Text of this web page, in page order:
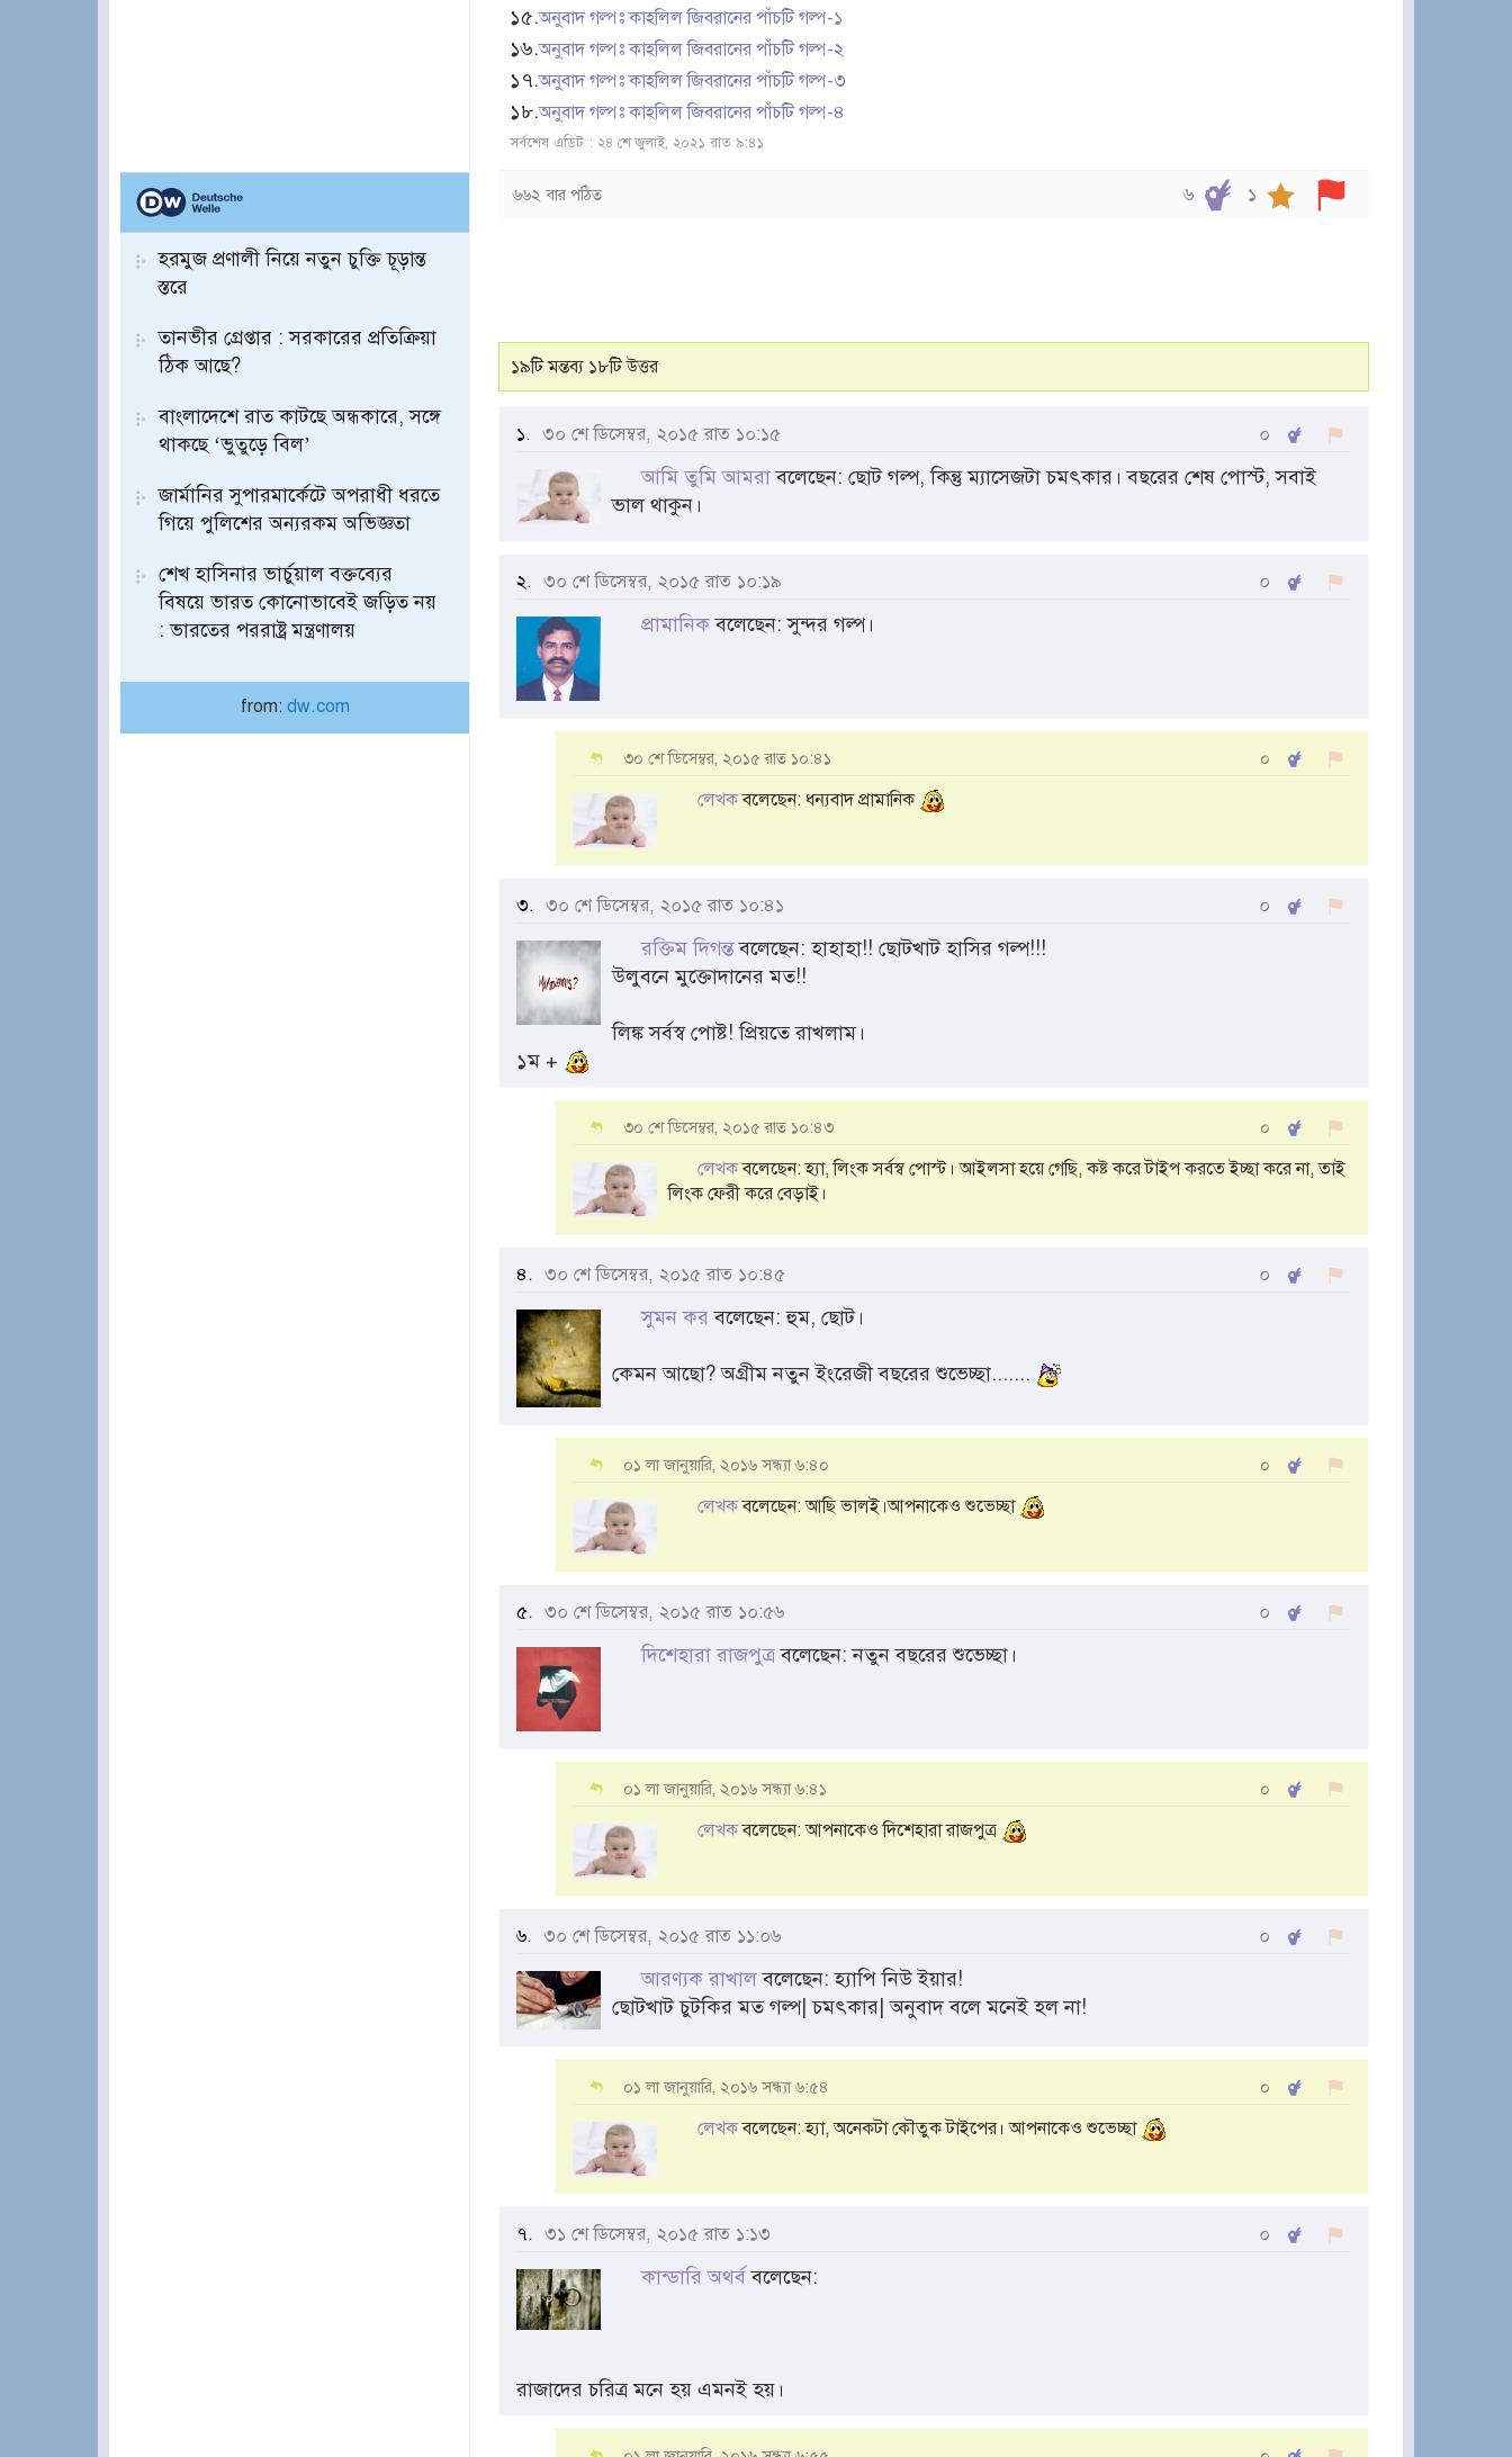
হরমুজ প্রণালী নিয়ে নতুন চুক্তি চূড়ান্ত
স্তরে
তানভীর গ্রেপ্তার : সরকারের প্রতিক্রিয়া
ঠিক আছে?
বাংলাদেশে রাত কাটছে অন্ধকারে, সঙ্গে
থাকছে ‘ভুতুড়ে বিল’
জার্মানির সুপারমার্কেটে অপরাধী ধরতে
গিয়ে পুলিশের অন্যরকম অভিজ্ঞতা
শেখ হাসিনার ভার্চুয়াল বক্তব্যের
বিষয়ে ভারত কোনোভাবেই জড়িত নয়
: ভারতের পররাষ্ট্র মন্ত্রণালয়
from: dw.com
১৫.অনুবাদ গল্পঃ কাহলিল জিবরানের পাঁচটি গল্প-১
১৬.অনুবাদ গল্পঃ কাহলিল জিবরানের পাঁচটি গল্প-২
১৭.অনুবাদ গল্পঃ কাহলিল জিবরানের পাঁচটি গল্প-৩
১৮.অনুবাদ গল্পঃ কাহলিল জিবরানের পাঁচটি গল্প-৪
সর্বশেষ এডিট : ২৪ শে জুলাই, ২০২১ রাত ৯:৪১
৬৬২ বার পঠিত ১
৬
১৯টি মন্তব্য ১৮টি উত্তর
১. ৩০ শে ডিসেম্বর, ২০১৫ রাত ১০:১৫ ০
আমি তুমি আমরাবলেছেন: ছোট গল্প, কিন্তু ম্যাসেজটা চমৎকার। বছরের শেষ পোস্ট, সবাই
ভাল থাকুন।
২. ৩০ শে ডিসেম্বর, ২০১৫ রাত ১০:১৯ ০
প্রামানিকবলেছেন: সুন্দর গল্প।
৩০ শে ডিসেম্বর, ২০১৫ রাত ১০:৪১ ০
লেখকবলেছেন: ধন্যবাদ প্রামানিক
৩. ৩০ শে ডিসেম্বর, ২০১৫ রাত ১০:৪১ ০
রক্তিম দিগন্তবলেছেন: হাহাহা!! ছোটখাট হাসির গল্প!!!
উলুবনে মুক্তোদানের মত!!
লিঙ্ক সর্বস্ব পোষ্ট! প্রিয়তে রাখলাম।
১ম +
৩০ শে ডিসেম্বর, ২০১৫ রাত ১০:৪৩ ০
লেখকবলেছেন: হ্যা, লিংক সর্বস্ব পোস্ট। আইলসা হয়ে গেছি, কষ্ট করে টাইপ করতে ইচ্ছা করে না, তাই
লিংক ফেরী করে বেড়াই।
৪. ৩০ শে ডিসেম্বর, ২০১৫ রাত ১০:৪৫ ০
সুমন কর বলেছেন: হুম, ছোট।
কেমন আছো? অগ্রীম নতুন ইংরেজী বছরের শুভেচ্ছা.......
০১ লা জানুয়ারি, ২০১৬ সন্ধ্যা ৬:৪০ ০
লেখকবলেছেন: আছি ভালই।আপনাকেও শুভেচ্ছা
৫. ৩০ শে ডিসেম্বর, ২০১৫ রাত ১০:৫৬ ০
দিশেহারা রাজপুত্রবলেছেন: নতুন বছরের শুভেচ্ছা।
০১ লা জানুয়ারি, ২০১৬ সন্ধ্যা ৬:৪১ ০
লেখকবলেছেন: আপনাকেও দিশেহারা রাজপুত্র
৬. ৩০ শে ডিসেম্বর, ২০১৫ রাত ১১:০৬ ০
আরণ্যক রাখালবলেছেন: হ্যাপি নিউ ইয়ার!
ছোটখাট চুটকির মত গল্প| চমৎকার| অনুবাদ বলে মনেই হল না!
০১ লা জানুয়ারি, ২০১৬ সন্ধ্যা ৬:৫৪ ০
লেখকবলেছেন: হ্যা, অনেকটা কৌতুক টাইপের। আপনাকেও শুভেচ্ছা
৭. ৩১ শে ডিসেম্বর, ২০১৫ রাত ১:১৩ ০
কান্ডারি অথর্ববলেছেন:
রাজাদের চরিত্র মনে হয় এমনই হয়।